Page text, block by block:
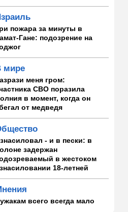
пожара за минуты в
Гане: подозрение на
мире
меня гром:
СВО поразила
в момент, когда он
от медведя
- и в пески: в
задержан
в жестоком
18-летней
всего всегда мало